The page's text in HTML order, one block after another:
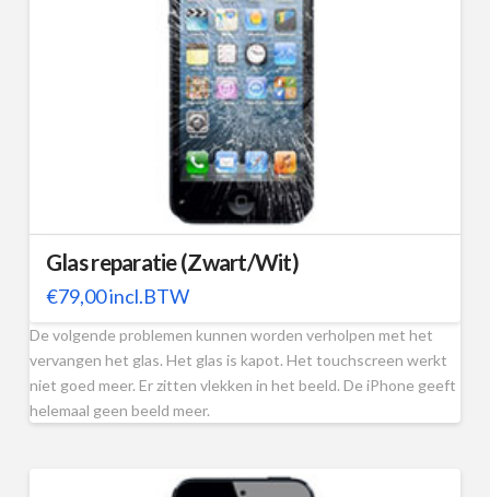
Glas reparatie (Zwart/Wit)
€79,00incl.BTW
De volgende problemen kunnen worden verholpen met het
vervangen het glas. Het glas is kapot. Het touchscreen werkt
niet goed meer. Er zitten vlekken in het beeld. De iPhone geeft
helemaal geen beeld meer.